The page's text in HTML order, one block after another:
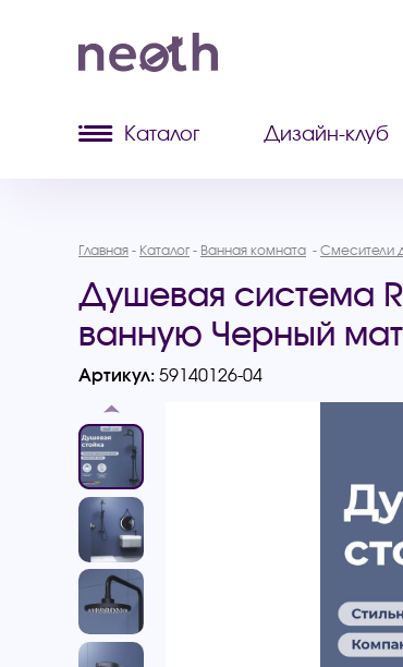
Каталог Дизайн-клуб
Главная Каталог Ванная комната Смесители
Душевая система
ванную Черный
Артикул: 59140126-04